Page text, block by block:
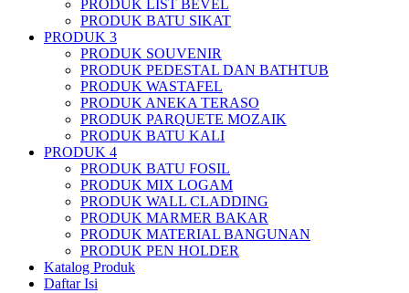
PRODUK LIST BEVEL
PRODUK BATU SIKAT
PRODUK 3
PRODUK SOUVENIR
PRODUK PEDESTAL DAN BATHTUB
PRODUK WASTAFEL
PRODUK ANEKA TERASO
PRODUK PARQUETE MOZAIK
PRODUK BATU KALI
PRODUK 4
PRODUK BATU FOSIL
PRODUK MIX LOGAM
PRODUK WALL CLADDING
PRODUK MARMER BAKAR
PRODUK MATERIAL BANGUNAN
PRODUK PEN HOLDER
Katalog Produk
Daftar Isi